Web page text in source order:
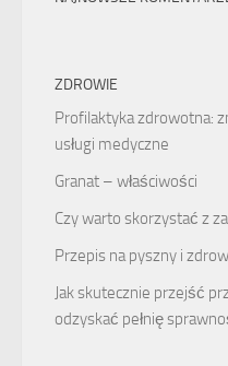
ZDROWIE
Profilaktyka zdrowotna:
usługi medyczne
Granat – właściwości
Czy warto skorzystać z
Przepis na pyszny i
Jak skutecznie przejść
odzyskać pełnię